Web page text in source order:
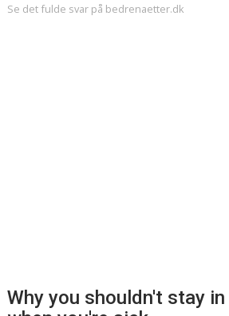
Se det fulde svar på bedrenaetter.dk
Why you shouldn't stay